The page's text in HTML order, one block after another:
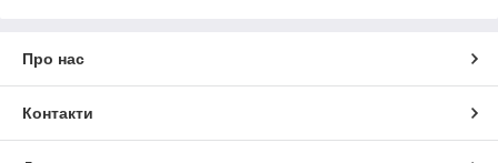
Про нас
Контакти